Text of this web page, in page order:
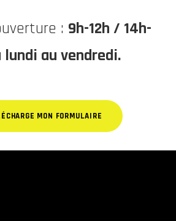
: 9h-12h / 14h-
lundi au vendredi.
MON FORMULAIRE